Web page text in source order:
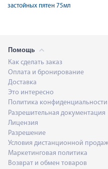
застойных пятен 75мл
Помощь
Как сделать заказ
Оплата и бронирование
Доставка
Это интересно
Политика конфиденциальности
Разрешительная документация
Лицензия
Разрешение
Условия дистанционной
Маркетинговая политика
Возврат и обмен товаров